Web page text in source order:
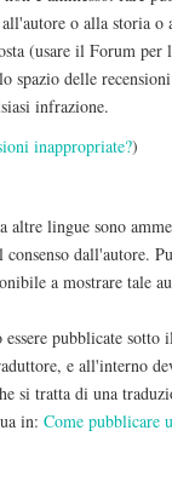
o alla storia o
(usare il Forum per
spazio delle
infrazione.
inappropriate?)
lingue sono
dall'autore.
a mostrare tale
pubblicate sotto
e all'interno
si tratta di una
in: Come pubblicare